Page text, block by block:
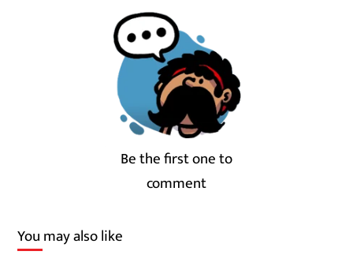
Be the first one to
comment
You may also like